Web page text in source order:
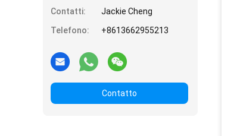
Contatti:
Jackie Cheng
Telefono:
+8613662955213
Contatto